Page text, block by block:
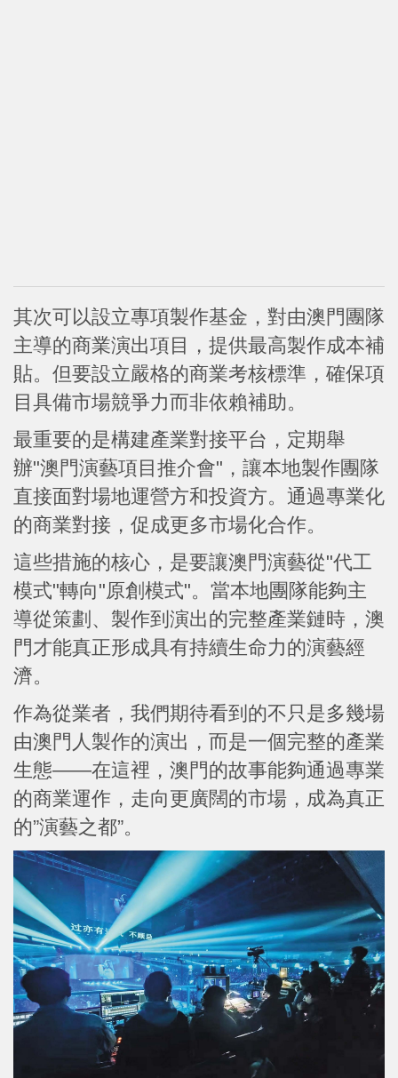
其次可以設立專項製作基金，對由澳門團隊
主導的商業演出項目，提供最高製作成本補
貼。但要設立嚴格的商業考核標準，確保項
目具備市場競爭力而非依賴補助。
最重要的是構建產業對接平台，定期舉
辦"澳門演藝項目推介會"，讓本地製作團隊
直接面對場地運營方和投資方。通過專業化
的商業對接，促成更多市場化合作。
這些措施的核心，是要讓澳門演藝從"代工
模式"轉向"原創模式"。當本地團隊能夠主
導從策劃、製作到演出的完整產業鏈時，澳
門才能真正形成具有持續生命力的演藝經
濟。
作為從業者，我們期待看到的不只是多幾場
由澳門人製作的演出，而是一個完整的產業
生態——在這裡，澳門的故事能夠通過專業
的商業運作，走向更廣闊的市場，成為真正
的”演藝之都”。